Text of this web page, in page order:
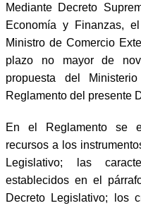
Mediante Decreto
Economía y Finanzas,
Ministro de Comercio
plazo no mayor de
propuesta del
Reglamento del presente
En el Reglamento se
recursos a los
Legislativo; las
establecidos en el
Decreto Legislativo; los